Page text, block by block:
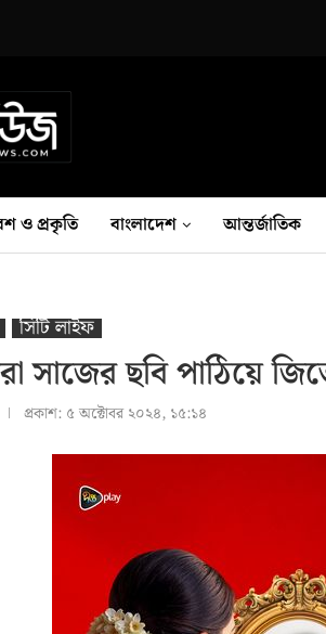
ও প্রকৃতি বাংলাদেশ আন্তর্জাতিক
সিটি লাইফ
সাজের ছবি পাঠিয়ে
প্রকাশ: ৫ অক্টোবর ২০২৪, ১৫:১৪